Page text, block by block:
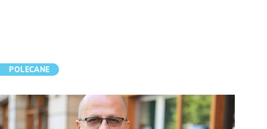
POLECANE